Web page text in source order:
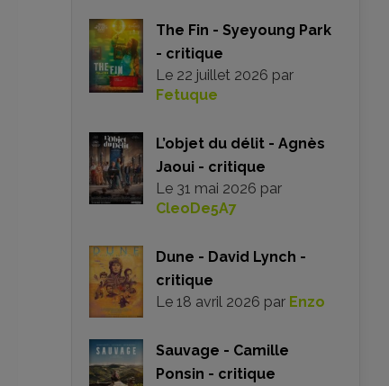
The Fin - Syeyoung Park
- critique
Le 22 juillet 2026 par
Fetuque
L’objet du délit - Agnès
Jaoui - critique
Le 31 mai 2026 par
CleoDe5A7
Dune - David Lynch -
critique
Le 18 avril 2026 par Enzo
Sauvage - Camille
Ponsin - critique